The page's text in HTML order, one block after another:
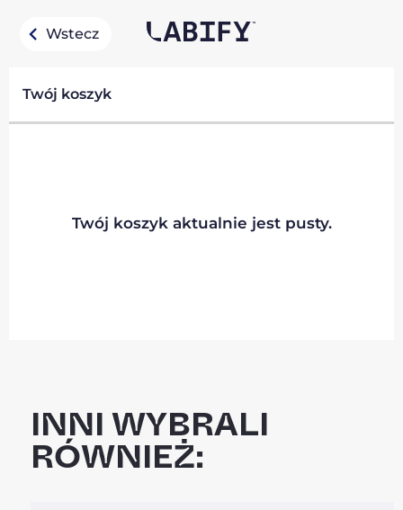
Wstecz
Twój koszyk
Twój koszyk aktualnie jest pusty.
INNI WYBRALI
RÓWNIEŻ: